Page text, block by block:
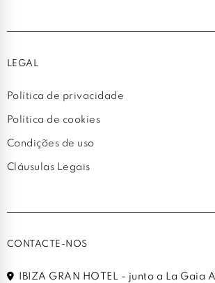
LEGAL
Política de privacidade
Política de cookies
Condições de uso
Cláusulas Legais
CONTACTE-NOS
IBIZA GRAN HOTEL - junto a La Gaia